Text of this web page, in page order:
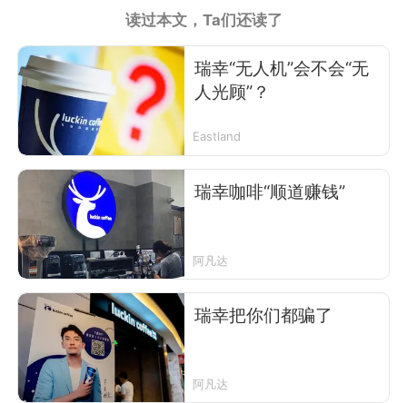
读过本文，Ta们还读了
瑞幸“无人机”会不会“无
人光顾”？
Eastland
瑞幸咖啡“顺道赚钱”
阿凡达
瑞幸把你们都骗了
阿凡达